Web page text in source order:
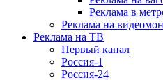
Реклама в
Реклама на
Реклама на ТВ
Первый канал
Россия-1
Россия-24